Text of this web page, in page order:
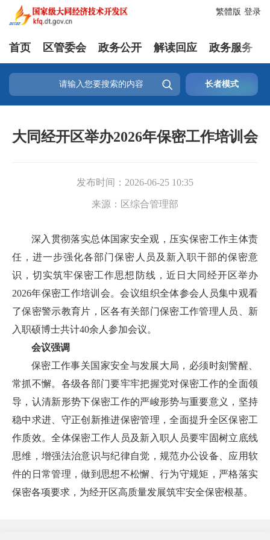
登录
繁體版
首页 区管委会 政务公开 解读回应 政务服务
 长者模式
大同经开区举办2026年保密工作培训会
发布时间： 2026-06-25 10:35
来源： 区综合管理部
深入贯彻落实总体国家安全观，压实保密工作主体责
任，进一步强化各部门保密人员及新入职干部的保密意
识，切实筑牢保密工作思想防线，近日大同经开区举办
2026年保密工作培训会。会议组织全体参会人员集中观看
了保密警示教育片，区各有关部门保密工作管理人员、新
入职硕博士共计40余人参加会议。
会议强调
保密工作事关国家安全与发展大局，必须时刻警醒、
常抓不懈。各级各部门要牢牢把握党对保密工作的全面领
导，认清新形势下保密工作的严峻形势与重要意义，坚持
稳中求进、守正创新推进保密管理，全面提升全区保密工
作质效。全体保密工作人员及新入职人员要牢固树立底线
思维，增强法治意识与纪律自觉，规范办公设备、应用软
件的日常管理，做到思想不松懈、行为守规矩，严格落实
保密各项要求，为经开区高质量发展筑牢安全保密根基。